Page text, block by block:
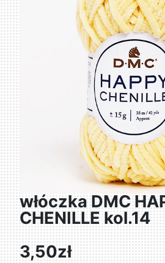
włóczka DMC
CHENILLE kol.14
3,50zł